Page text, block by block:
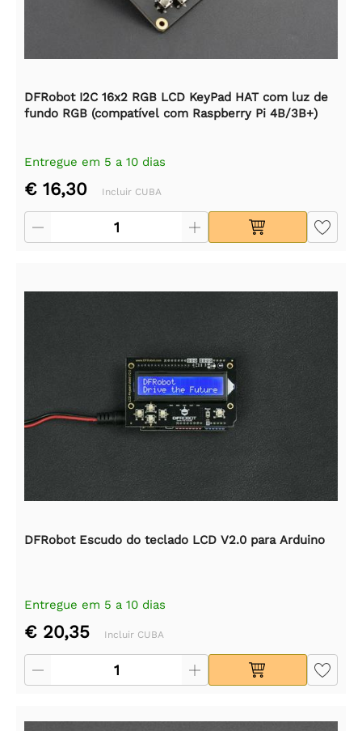
DFRobot I2C 16x2 RGB LCD KeyPad HAT com luz de
fundo RGB (compatível com Raspberry Pi 4B/3B+)
Entregue em 5 a 10 dias
€ 16,30 Incluir CUBA
DFRobot Escudo do teclado LCD V2.0 para Arduino
Entregue em 5 a 10 dias
€ 20,35 Incluir CUBA